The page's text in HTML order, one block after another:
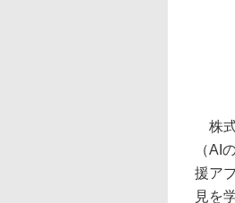
株式
（AI
援ア
見を